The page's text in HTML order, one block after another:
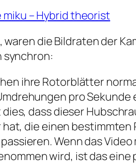
– Hybrid theorist
die Bildraten der
ihre Rotorblätter
pro
dass dieser
die einen bestimmten
Wenn das Video
wird, ist das